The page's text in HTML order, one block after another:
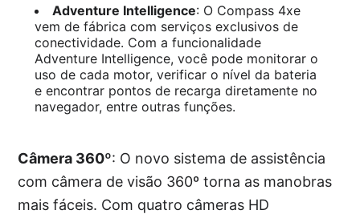
Adventure Intelligence: O Compass 4xe
vem de fábrica com serviços exclusivos de
conectividade. Com a funcionalidade
Adventure Intelligence, você pode monitorar o
uso de cada motor, verificar o nível da bateria
e encontrar pontos de recarga diretamente no
navegador, entre outras funções.
Câmera 360º: O novo sistema de assistência
com câmera de visão 360º torna as manobras
mais fáceis. Com quatro câmeras HD